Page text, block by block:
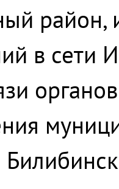
район,
в сети